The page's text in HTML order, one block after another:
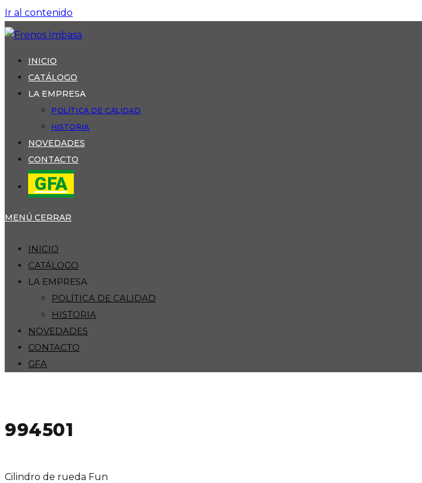
Ir al contenido
INICIO
CATÁLOGO
LA EMPRESA
POLÍTICA DE CALIDAD
HISTORIA
NOVEDADES
CONTACTO
GFA
MENÚ CERRAR
INICIO
CATÁLOGO
LA EMPRESA
POLÍTICA DE CALIDAD
HISTORIA
NOVEDADES
CONTACTO
GFA
994501
Cilindro de rueda Fun